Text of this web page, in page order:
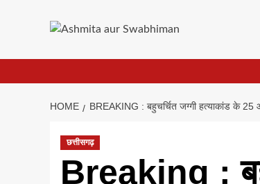
HOME BREAKING : बहुचर्चित जग्गी हत्याकांड के 25
छत्तीसगढ़
Breaking :